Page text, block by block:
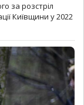
за розстріл
Київщини у 2022